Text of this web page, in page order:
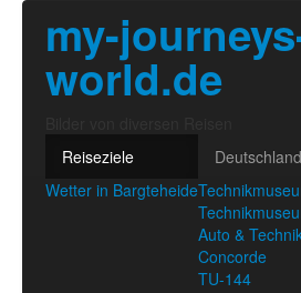
my-
world.de
Reiseziele
Wetter in Bargteheide
Deutschland
Auto &
Concorde
TU-144